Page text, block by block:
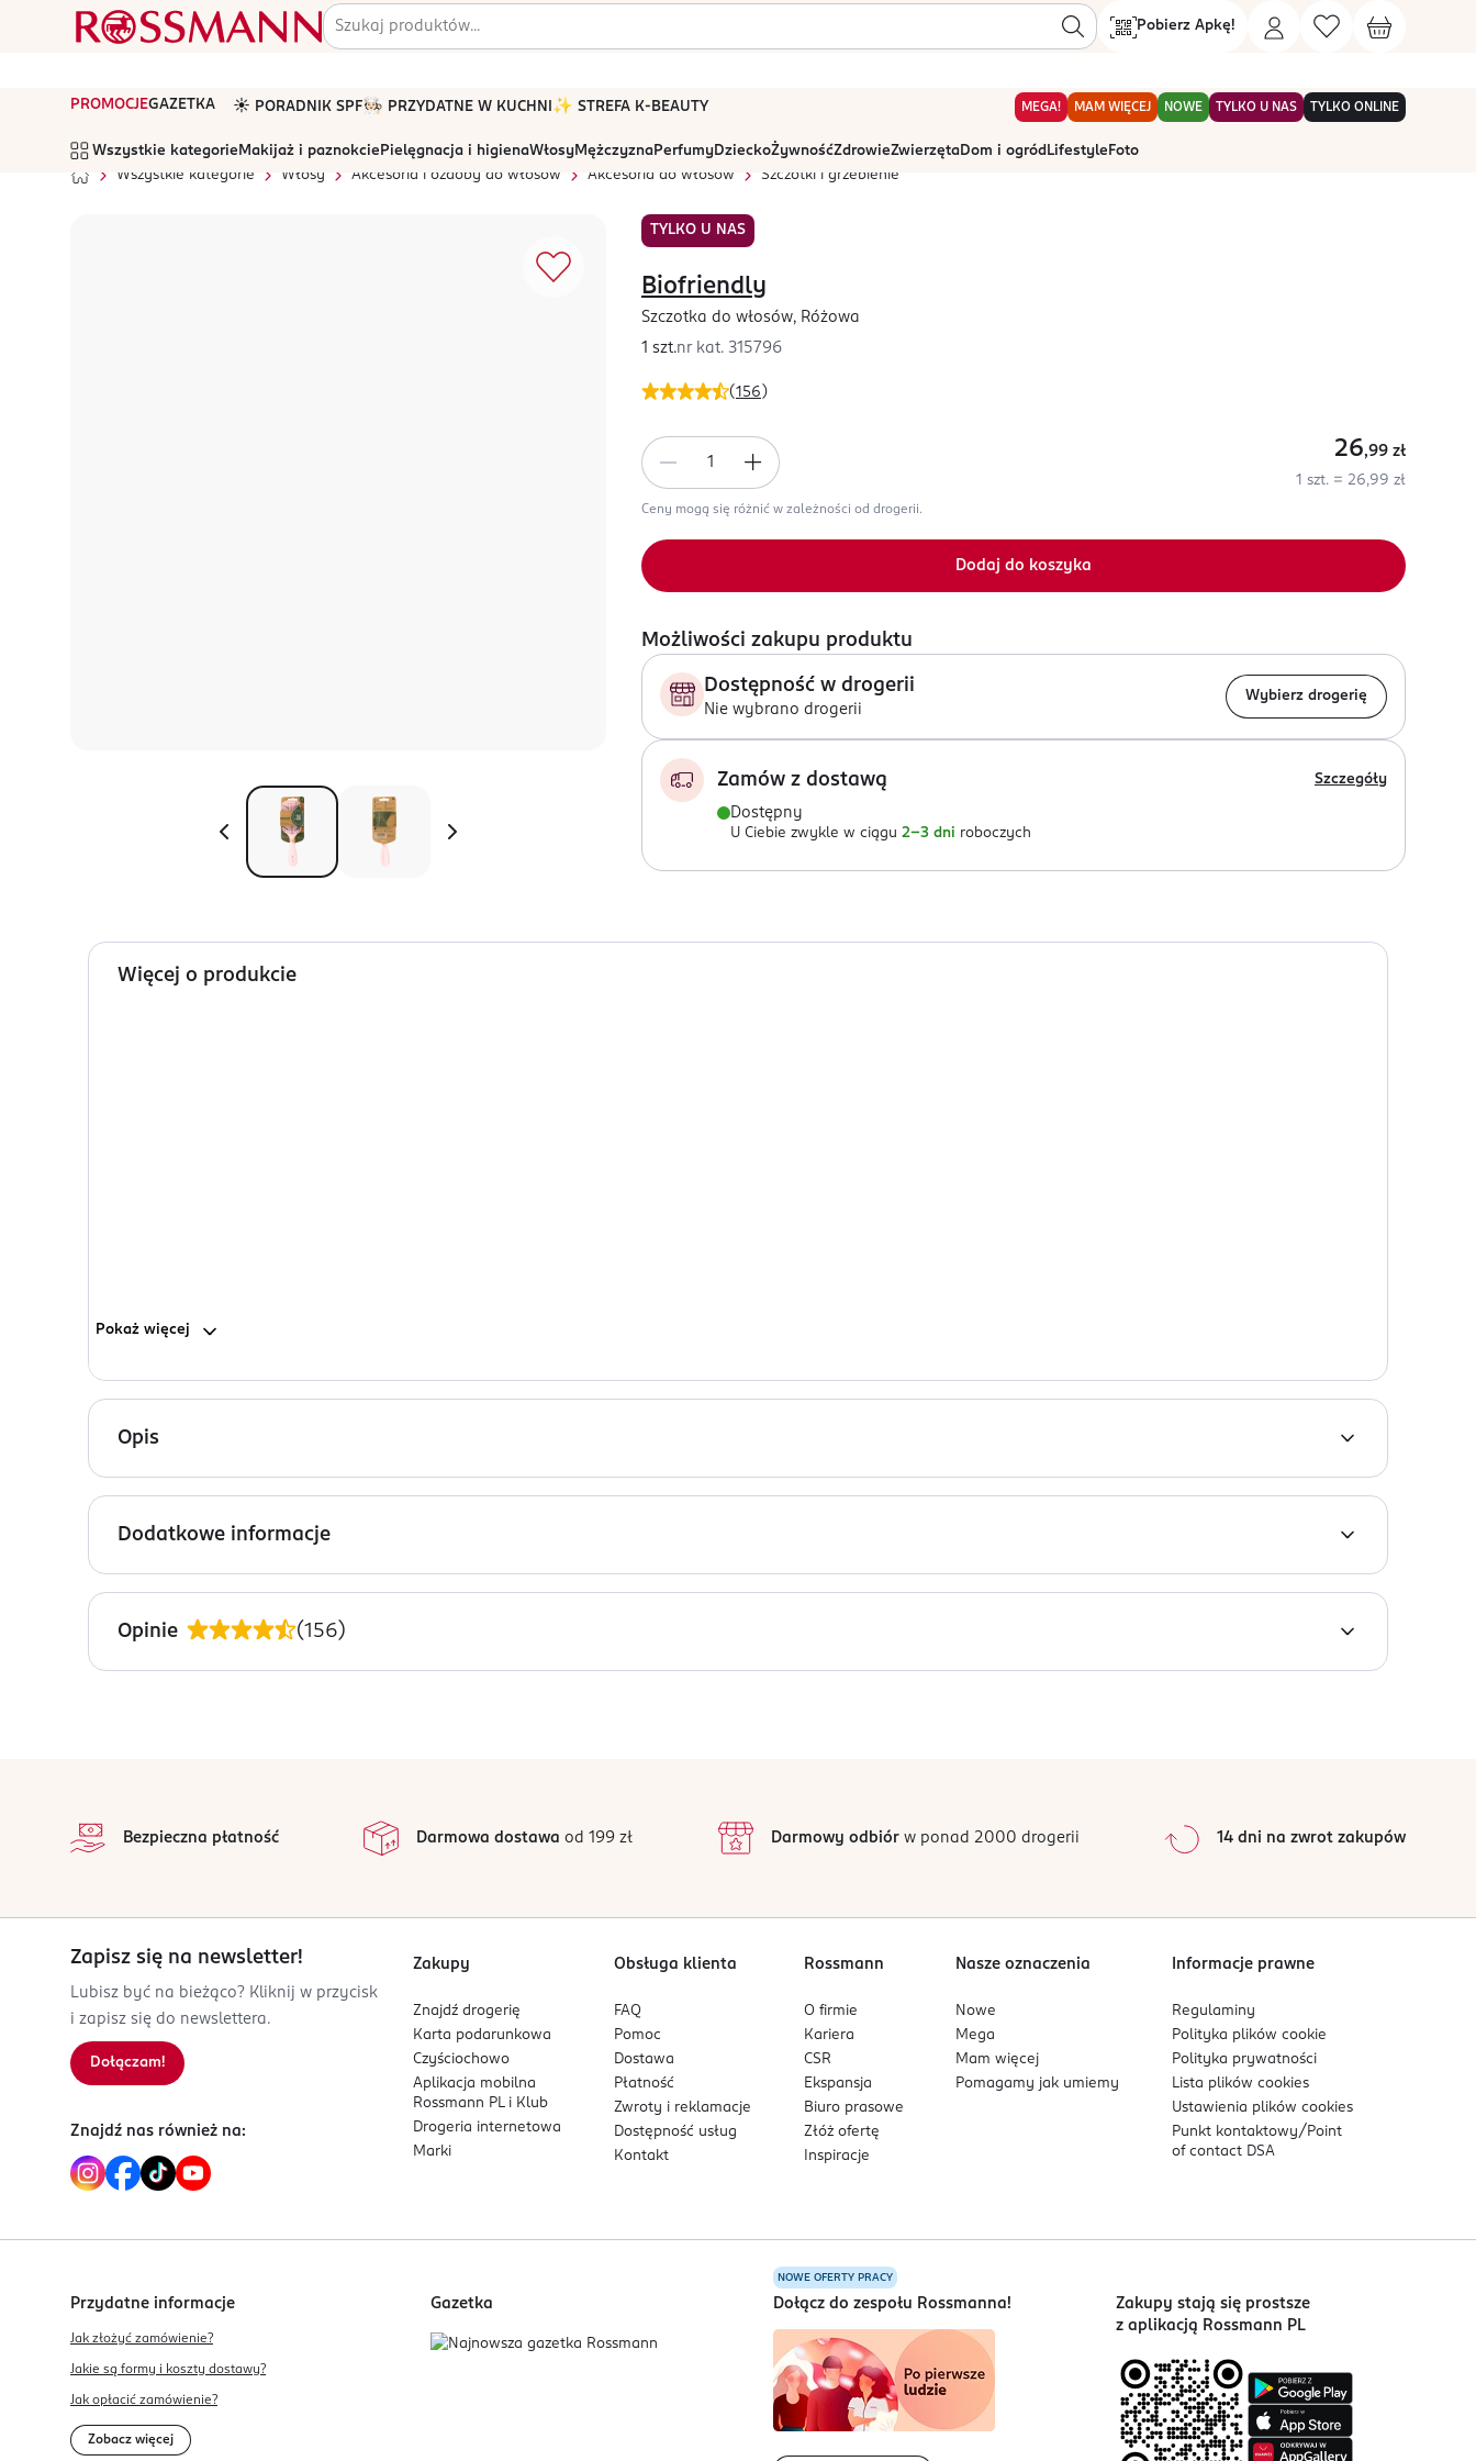
Pobierz Apkę!
PROMOCJEGAZETKA ☀️ PORADNIK SPF🧑🏻‍🍳 PRZYDATNE W KUCHNI ✨ STREFA K-BEAUTY MEGA! MAM WIĘCEJ NOWE TYLKO U NAS TYLKO ONLINE
Wszystkie kategorie Makijaż i paznokcie Pielęgnacja i higienaWłosyMężczyznaPerfumyDzieckoŻywnośćZdrowieZwierzętaDom i ogród Lifestyle Foto
Wszystkie kategorie
Włosy Akcesoria i ozdoby do włosów Akcesoria do włosów Szczotki i grzebienie
TYLKO U NAS
(156 )
Biofriendly
Szczotka do włosów, Różowa
1 szt.nr kat. 315796
26,99 zł
1 szt. = 26,99 zł
Ceny mogą się różnić w zależności od drogerii.
Dodaj do koszyka
Możliwości zakupu produktu
Dostępność w drogerii
Nie wybrano drogerii
Wybierz drogerię
Zamów z dostawą Szczegóły
Dostępny
U Ciebie zwykle w ciągu 2-3 dni roboczych
Więcej o produkcie
Pokaż więcej
Opis
Produkt uzyskano ze skrobi roślin kukurydzy i manioku - naturalnych surowców nowego typu, całkowicie biodegradowalnych.
Włókna roślin ulegają glikacji, by uzyskać glukozę. Z powstałej glukozy syntetyzowany jest materiał biodegradowalny.
gorącym powietrzem.
W naturalnych warunkach produkt ulega biodegradacji w ciągu 5 lat, przekształcając się w dwutlenek węgla i wodę, dzięki czemu został uznany jako
przyjazny dla środowiska.
Włosie o długości 20 mm - jako jedyny element - wykonano z nylonu. Stanowi 5% masy szczotki, charakteryzuje się elastycznością i wytrzymałością, dzięki
Dodatkowe informacje
OSTRZEŻENIA DOTYCZĄCE BEZPIECZEŃSTWA
Uwaga: nie używać do modelowania włosów podczas suszenia gorącym powietrzem.
PL-Polska
5 900939 255517
Opinie (156)
2
1
0%
Sortowanie wgdata: od najnowszej
Bezpieczna płatność Darmowa dostawa od 199 zł Darmowy odbiórw ponad 2000 drogerii 14 dni na zwrot zakupów
Zapisz się na newsletter!
Lubisz być na bieżąco? Kliknij w przycisk
i zapisz się do newslettera.
Dołączam!
Znajdź nas również na:
Zakupy
Znajdź drogerię
Karta podarunkowa
Czyściochowo
Aplikacja mobilna
Rossmann PL i Klub
Drogeria internetowa
Marki
Obsługa klienta
FAQ
Pomoc
Dostawa
Płatność
Zwroty i reklamacje
Dostępność usług
Kontakt
Rossmann
O firmie
Kariera
CSR
Ekspansja
Biuro prasowe
Złóż ofertę
Inspiracje
Nasze oznaczenia
Nowe
Mega
Mam więcej
Pomagamy jak umiemy
Informacje prawne
Regulaminy
Polityka plikówcookie
Polityka prywatności
Lista plikówcookies
Ustawienia plikówcookies
Punkt kontaktowy/ Point
of contact DSA
Przydatne informacje
Jak złożyć zamówienie?
Jakie są formy i koszty dostawy?
Jak opłacić zamówienie?
Zobacz więcej
Gazetka
NOWE OFERTY PRACY
Dołącz do zespołu Rossmanna!
Zakupy stają się prostsze
z aplikacją Rossmann PL